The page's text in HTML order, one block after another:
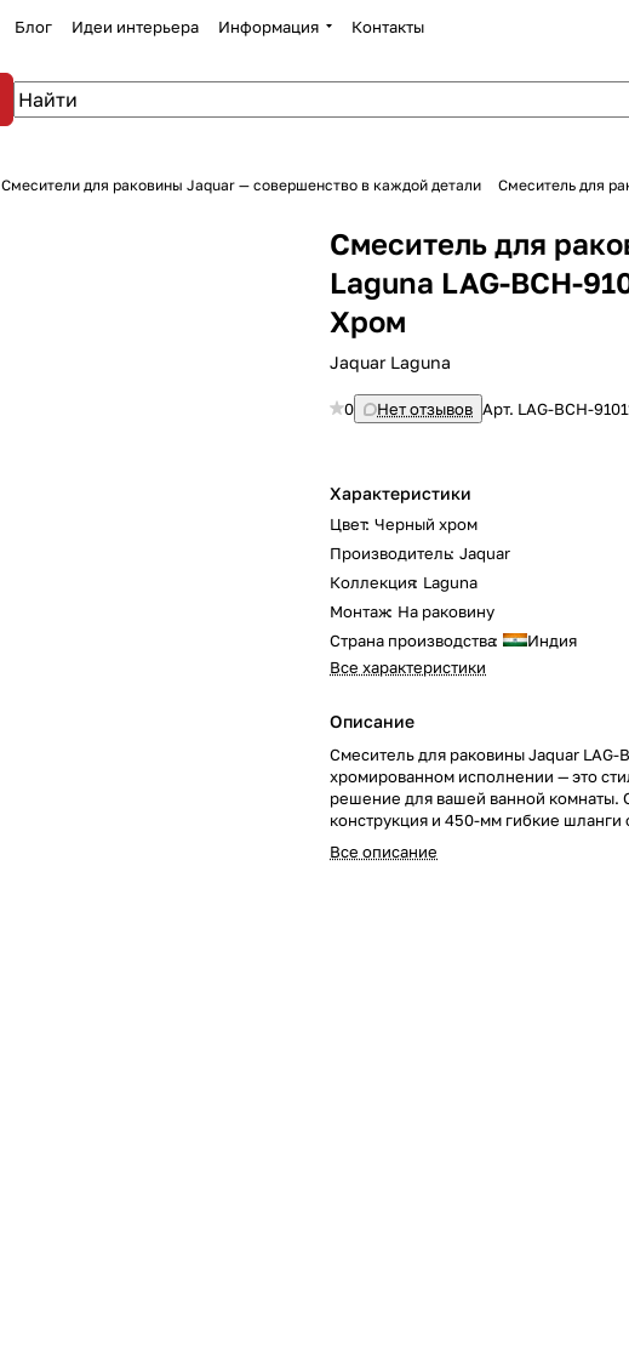
Блог Идеи интерьера Информация Контакты
Смесители для раковины Jaquar — совершенство в каждой детали Смеситель для
Смеситель для
Laguna LAG-BCH-
Хром
Jaquar Laguna
0 Нет отзывов Арт. LAG-BCH-
Характеристики
Цвет: Черный хром
Производитель: Jaquar
Коллекция: Laguna
Монтаж: На раковину
Страна производства:
Индия
Все характеристики
Описание
Смеситель для раковины Jaquar LAG-
хромированном исполнении — это
решение для вашей ванной комнаты.
конструкция и 450-мм гибкие шланги
удобство использования и легкость
не оснащен сливным набором, что
Все описание